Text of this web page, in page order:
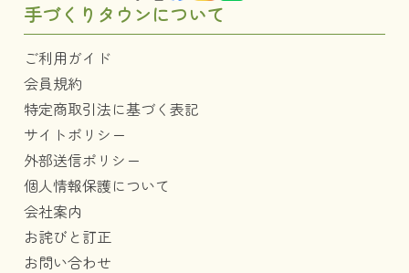
手づくりタウンについて
ご利用ガイド
会員規約
特定商取引法に基づく表記
サイトポリシー
外部送信ポリシー
個人情報保護について
会社案内
お詫びと訂正
お問い合わせ